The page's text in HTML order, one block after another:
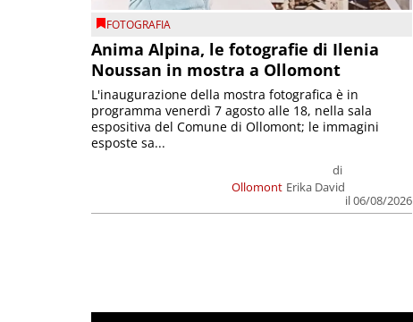
FOTOGRAFIA
Anima Alpina, le fotografie di Ilenia
Noussan in mostra a Ollomont
Ollomont
di
Erika David
il 06/08/2026
L'inaugurazione della mostra fotografica è in
programma venerdì 7 agosto alle 18, nella sala
espositiva del Comune di Ollomont; le immagini
esposte sa...